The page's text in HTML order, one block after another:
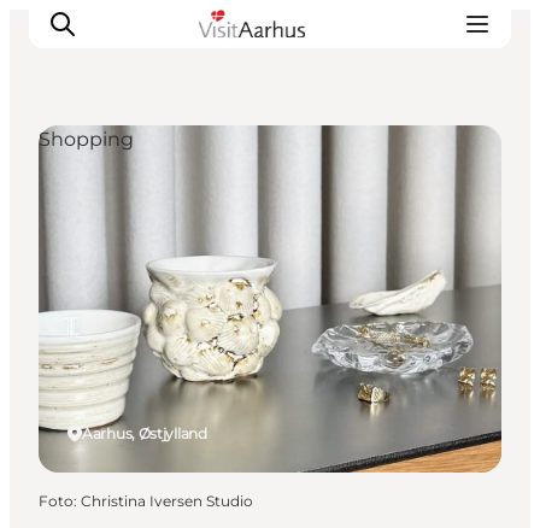
Byer og steder
Planlæg ferien
Transport
Aarhus, Østjylland
Shopping
Foto: Christina Iversen Studio